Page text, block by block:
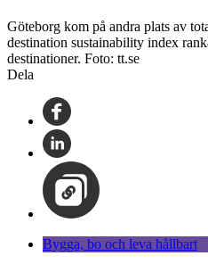
Göteborg kom på andra plats av
destination sustainability index
destinationer. Foto: tt.se
Dela
Bygga, bo och leva hållbart